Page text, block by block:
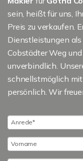
sein, heißt für uns,
Preis zu verkaufen.
Dienstleistungen
Cobstädter Weg
unverbindlich.
schnellstmöglich
persönlich. Wir